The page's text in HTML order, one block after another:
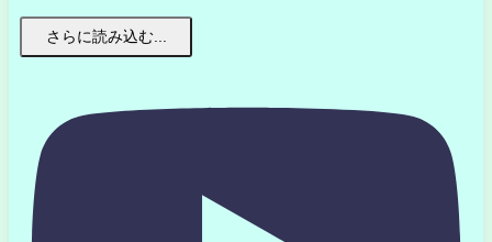
さらに読み込む...